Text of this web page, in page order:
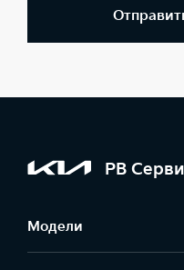
РВ
Модели